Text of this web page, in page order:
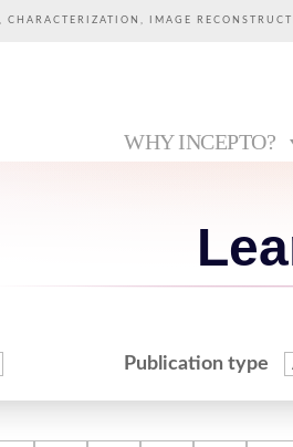
IMAGE
WHY INCEPTO?
Publication type